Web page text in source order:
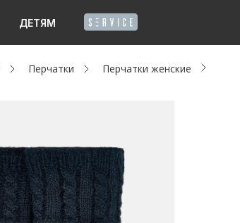
ДЕТЯМ
Перчатки Перчатки женские